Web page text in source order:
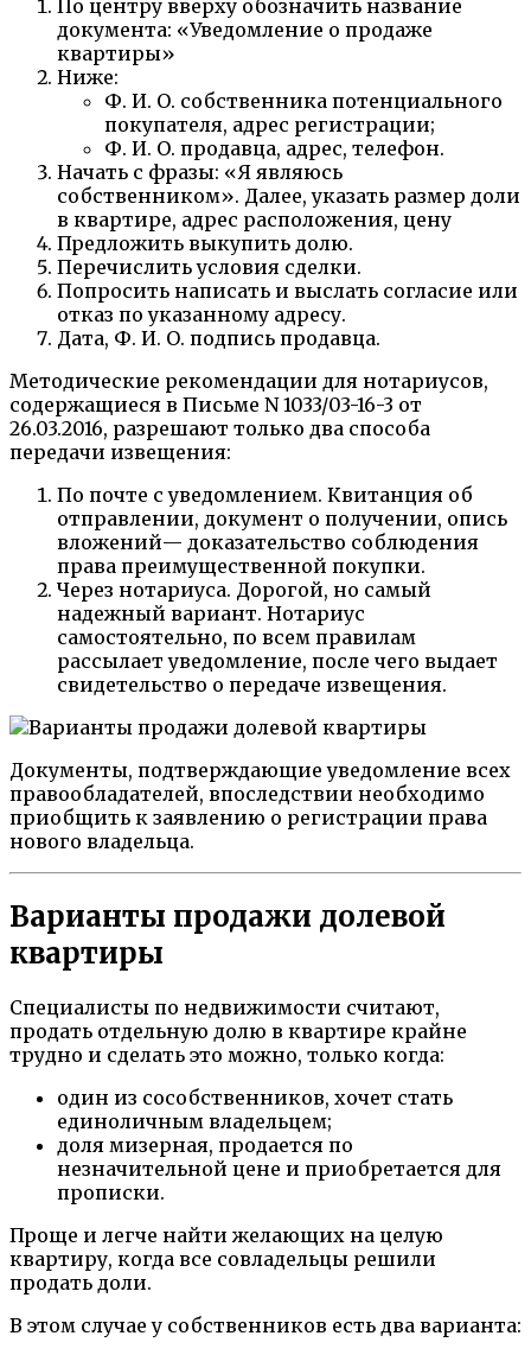
По центру вверху обозначить название
документа: «Уведомление о продаже
квартиры»
Ниже:
Ф. И. О. собственника потенциального
покупателя, адрес регистрации;
Ф. И. О. продавца, адрес, телефон.
Начать с фразы: «Я являюсь
собственником». Далее, указать размер доли
в квартире, адрес расположения, цену
Предложить выкупить долю.
Перечислить условия сделки.
Попросить написать и выслать согласие или
отказ по указанному адресу.
Дата, Ф. И. О. подпись продавца.
Методические рекомендации для нотариусов,
содержащиеся в Письме N 1033/03-16-3 от
26.03.2016, разрешают только два способа
передачи извещения:
По почте с уведомлением. Квитанция об
отправлении, документ о получении, опись
вложений— доказательство соблюдения
права преимущественной покупки.
Через нотариуса. Дорогой, но самый
надежный вариант. Нотариус
самостоятельно, по всем правилам
рассылает уведомление, после чего выдает
свидетельство о передаче извещения.
Документы, подтверждающие уведомление всех
правообладателей, впоследствии необходимо
приобщить к заявлению о регистрации права
нового владельца.
Варианты продажи долевой
квартиры
Специалисты по недвижимости считают,
продать отдельную долю в квартире крайне
трудно и сделать это можно, только когда:
один из сособственников, хочет стать
единоличным владельцем;
доля мизерная, продается по
незначительной цене и приобретается для
прописки.
Проще и легче найти желающих на целую
квартиру, когда все совладельцы решили
продать доли.
В этом случае у собственников есть два варианта: